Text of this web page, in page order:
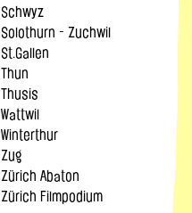
Schwyz
Solothurn - Zuchwil
St.Gallen
Thun
Thusis
Wattwil
Winterthur
Zug
Zürich Abaton
Zürich Filmpodium